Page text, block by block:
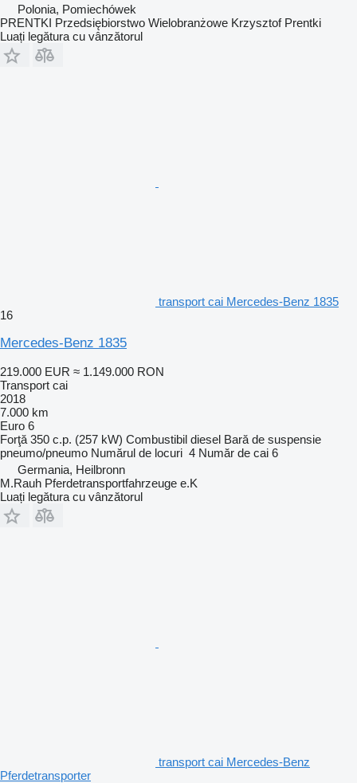
Polonia, Pomiechówek
PRENTKI Przedsiębiorstwo Wielobranżowe Krzysztof Prentki
Luați legătura cu vânzătorul
transport cai Mercedes-Benz 1835
16
Mercedes-Benz 1835
219.000 EUR ≈ 1.149.000 RON
Transport cai
2018
7.000 km
Euro 6
Forţă 350 c.p. (257 kW) Combustibil diesel Bară de suspensie
pneumo/pneumo Numărul de locuri 4 Număr de cai 6
Germania, Heilbronn
M.Rauh Pferdetransportfahrzeuge e.K
Luați legătura cu vânzătorul
transport cai Mercedes-Benz
Pferdetransporter